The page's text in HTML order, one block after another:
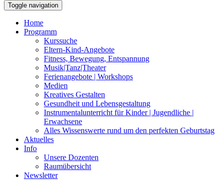
Toggle navigation
Home
Programm
Kurssuche
Eltern-Kind-Angebote
Fitness, Bewegung, Entspannung
Musik|Tanz|Theater
Ferienangebote | Workshops
Medien
Kreatives Gestalten
Gesundheit und Lebensgestaltung
Instrumentalunterricht für Kinder | Jugendliche |
Erwachsene
Alles Wissenswerte rund um den perfekten Geburtstag
Aktuelles
Info
Unsere Dozenten
Raumübersicht
Newsletter